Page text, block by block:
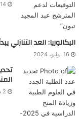
14 يوليو، 2024
البكالوريا: العد التنازلي
16 يوليو، 2024
2 ديسمبر، 2024